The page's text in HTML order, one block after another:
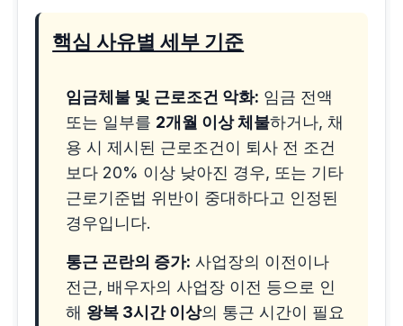
핵심 사유별 세부 기준
임금체불 및 근로조건 악화: 임금 전액
또는 일부를 2개월 이상 체불하거나, 채
용 시 제시된 근로조건이 퇴사 전 조건
보다 20% 이상 낮아진 경우, 또는 기타
근로기준법 위반이 중대하다고 인정된
경우입니다.
통근 곤란의 증가: 사업장의 이전이나
전근, 배우자의 사업장 이전 등으로 인
해 왕복 3시간 이상의 통근 시간이 필요